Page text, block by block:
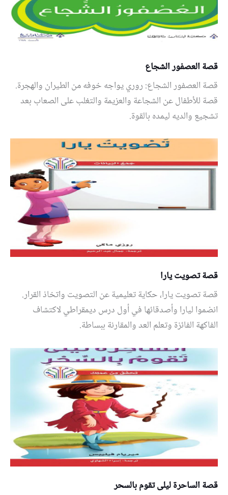
قصة العصفور الشجاع
قصة العصفور الشجاع: روري يواجه خوفه من الطيران والهجرة.
قصة للأطفال عن الشجاعة والعزيمة والتغلب على الصعاب بعد
تشجيع والديه ليمده بالقوة.
قصة تصويت يارا
قصة تصويت يارا، حكاية تعليمية عن التصويت واتخاذ القرار.
انضموا ليارا وأصدقائها في أول درس ديمقراطي لاكتشاف
الفاكهة الفائزة وتعلم العد والمقارنة ببساطة.
قصة الساحرة ليلى تقوم بالسحر